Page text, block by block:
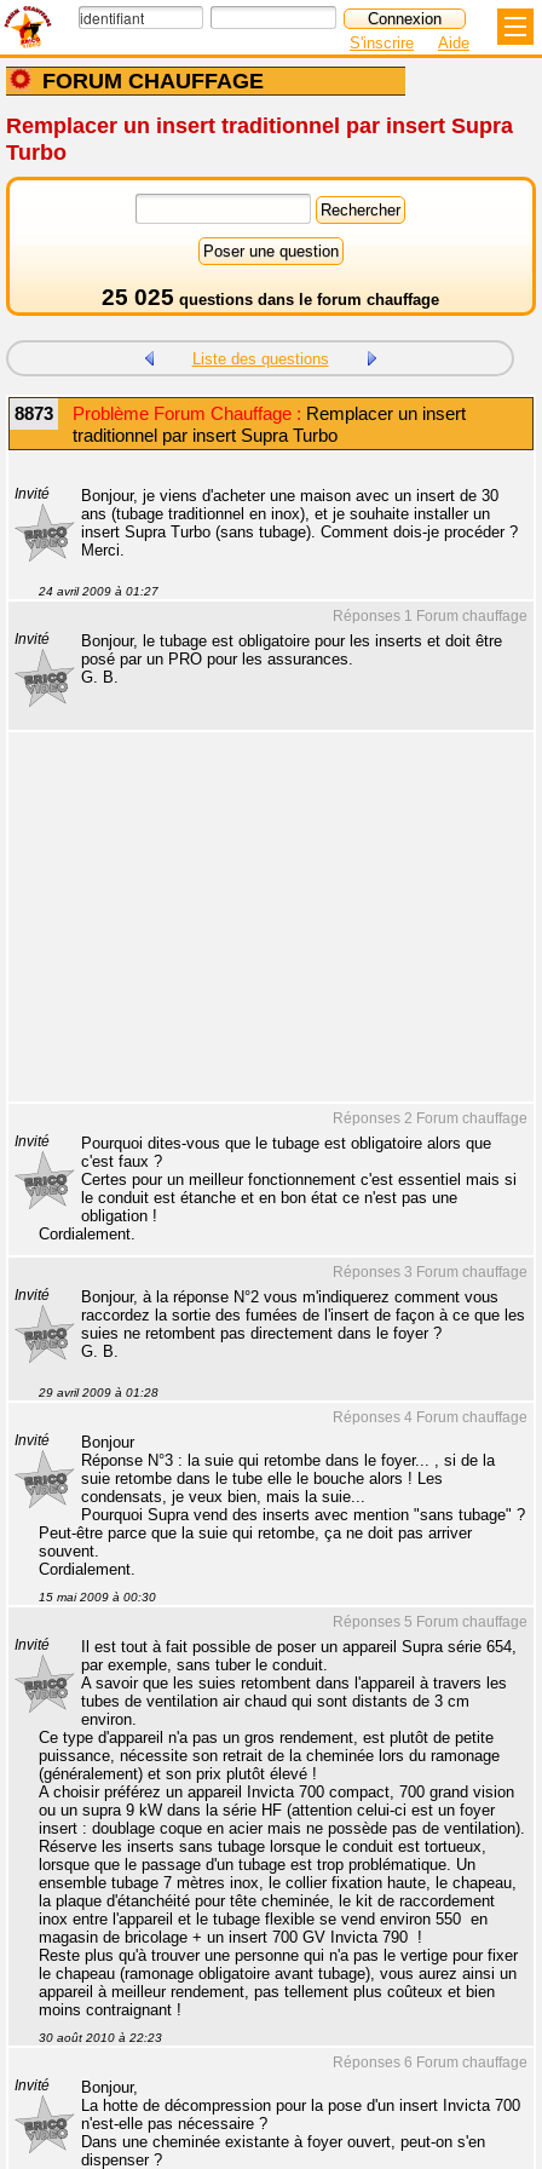
FORUM CHAUFFAGE
S'inscrire Aide
Remplacer un insert traditionnel par insert Supra
Turbo
25 025 questions dans le forum chauffage
Liste des questions
8873 Problème Forum Chauffage : Remplacer un insert
traditionnel par insert Supra Turbo
Invité
Bonjour, je viens d'acheter une maison avec un insert de 30
ans (tubage traditionnel en inox), et je souhaite installer un
insert Supra Turbo (sans tubage). Comment dois-je procéder ?
Merci.
24 avril 2009 à 01:27
Réponses 1 Forum chauffage
Invité
Bonjour, le tubage est obligatoire pour les inserts et doit être
posé par un PRO pour les assurances.
G. B.
Réponses 2 Forum chauffage
Invité
Pourquoi dites-vous que le tubage est obligatoire alors que
c'est faux ?
Certes pour un meilleur fonctionnement c'est essentiel mais si
le conduit est étanche et en bon état ce n'est pas une
obligation !
Cordialement.
Réponses 3 Forum chauffage
Invité
Bonjour, à la réponse N°2 vous m'indiquerez comment vous
raccordez la sortie des fumées de l'insert de façon à ce que les
suies ne retombent pas directement dans le foyer ?
G. B.
29 avril 2009 à 01:28
Réponses 4 Forum chauffage
Invité
Bonjour
Réponse N°3 : la suie qui retombe dans le foyer... , si de la
suie retombe dans le tube elle le bouche alors ! Les
condensats, je veux bien, mais la suie...
Pourquoi Supra vend des inserts avec mention "sans tubage" ?
Peut-être parce que la suie qui retombe, ça ne doit pas arriver
souvent.
Cordialement.
15 mai 2009 à 00:30
Réponses 5 Forum chauffage
Invité
Il est tout à fait possible de poser un appareil Supra série 654,
par exemple, sans tuber le conduit.
A savoir que les suies retombent dans l'appareil à travers les
tubes de ventilation air chaud qui sont distants de 3 cm
environ.
Ce type d'appareil n'a pas un gros rendement, est plutôt de petite
puissance, nécessite son retrait de la cheminée lors du ramonage
(généralement) et son prix plutôt élevé !
A choisir préférez un appareil Invicta 700 compact, 700 grand vision
ou un supra 9 kW dans la série HF (attention celui-ci est un foyer
insert : doublage coque en acier mais ne possède pas de ventilation).
Réserve les inserts sans tubage lorsque le conduit est tortueux,
lorsque que le passage d'un tubage est trop problématique. Un
ensemble tubage 7 mètres inox, le collier fixation haute, le chapeau,
la plaque d'étanchéité pour tête cheminée, le kit de raccordement
inox entre l'appareil et le tubage flexible se vend environ 550  en
magasin de bricolage + un insert 700 GV Invicta 790  !
Reste plus qu'à trouver une personne qui n'a pas le vertige pour fixer
le chapeau (ramonage obligatoire avant tubage), vous aurez ainsi un
appareil à meilleur rendement, pas tellement plus coûteux et bien
moins contraignant !
30 août 2010 à 22:23
Réponses 6 Forum chauffage
Invité
Bonjour,
La hotte de décompression pour la pose d'un insert Invicta 700
n'est-elle pas nécessaire ?
Dans une cheminée existante à foyer ouvert, peut-on s'en
dispenser ?